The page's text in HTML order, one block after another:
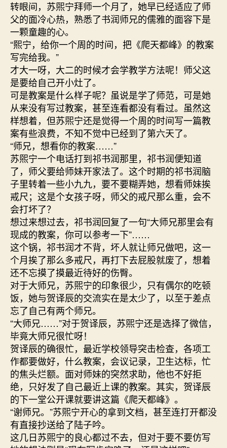
转眼间，苏煕宁拜师一个月了，她早已经适应了师
父的面冷心热，熟悉了书润师兄的儒雅的面容下是
一颗童趣的心。
“熙宁，给你一个周的时间，把《爬天都峰》的教案
写完给我。”
才大一呀，大二的时候才会学教学方法呢！师父这
是要给自己开小灶了。
可是教案是什么样子呢？虽说是学了师范，可是她
从来没有写过教案，甚至连看都没有看过。虽然这
样想着，但苏煕宁还是觉得一个周的时间写一篇教
案有些浪费，不知不觉中已经到了第六天了。
“师兄，想看你的教案……”
苏煕宁一个电话打到祁书润那里，祁书润便知道
了，师父要给师妹开家法了。这个时期的祁书润脑
子里转着一些小九九，要不要糊弄她，想看师妹挨
戒尺；这是个女孩子呀，师父的戒尺那么重，会不
会打坏了？
想过来想过去，祁书润回复了一句“大师兄那里会有
现成的教案，你可以参考一下”……
这个锅，祁书润才不背，坏人就让师兄做吧，这一
个月挨了那么多戒尺，再打下去屁股就废了，想着
还不忘摸了摸最近待好的伤臀。
对于大师兄，苏煕宁的印象很少，只有偶尔的吃顿
饭，她与贺译辰的交流实在是太少了，以至于差点
忘了自己有两个师兄。
“大师兄……”对于贺译辰，苏煕宁还是选择了微信，
毕竟大师兄很忙呀！
贺译辰的确很忙，最近学校领导突击检查，各项工
作都要做好，什么教案，会议记录，卫生达标，忙
的焦头烂额。面对师妹的突然求助，他也不好拒
绝，只好发了自己最近上课的教案。其实，贺译辰
的下一堂公开课就要讲这篇《爬天都峰》。
“谢师兄。”苏煕宁开心的拿到文档，甚至连打开都没
有直接抄送给了陆子吟。
这几日苏煕宁的良心都过不去，但对于要不要仿写